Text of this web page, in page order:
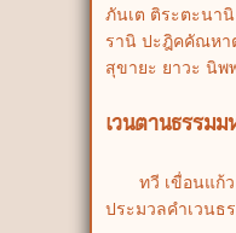
ภันเต ติระตะนา
รานิ ปะฎิคคัณหา
สุขายะ ยาวะ นิพ
เวนตานธรรม
ทวี เขื่อนแก้
ประมวลคำเวนธ